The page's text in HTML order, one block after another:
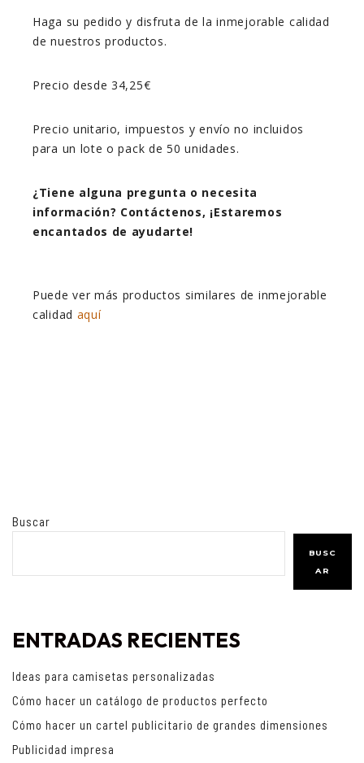
Haga su pedido y disfruta de la inmejorable calidad
de nuestros productos.
Precio desde 34,25€
Precio unitario, impuestos y envío no incluidos
para un lote o pack de 50 unidades.
¿Tiene alguna pregunta o necesita
información? Contáctenos, ¡Estaremos
encantados de ayudarte!
Puede ver más productos similares de inmejorable
calidad aquí
Buscar
BUSC
AR
ENTRADAS RECIENTES
Ideas para camisetas personalizadas
Cómo hacer un catálogo de productos perfecto
Cómo hacer un cartel publicitario de grandes dimensiones
Publicidad impresa